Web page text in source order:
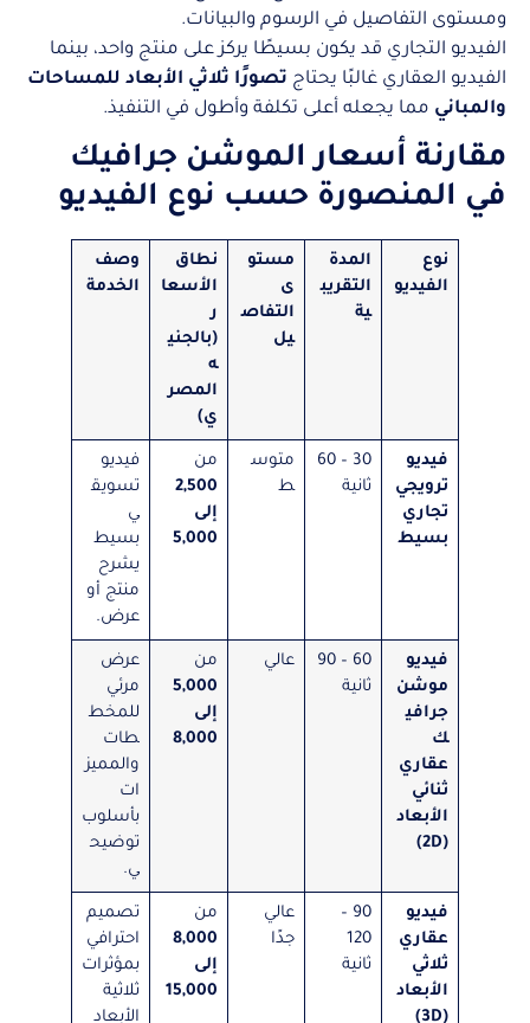
ومستوى التفاصيل في الرسوم والبيانات.
الفيديو التجاري قد يكون بسيطًا يركز على منتج واحد، بينما
الفيديو العقاري غالبًا يحتاج تصورًا ثلاثي الأبعاد للمساحات
والمباني مما يجعله أعلى تكلفة وأطول في التنفيذ.
مقارنة أسعار الموشن جرافيك
في المنصورة حسب نوع الفيديو
نوع
الفيديو
المدة
التقريب
ية
مستو
ى
التفاص
يل
نطاق
الأسعا
ر
(بالجني
ه
المصر
ي)
وصف
الخدمة
فيديو
ترويجي
تجاري
بسيط
30 – 60
ثانية
متوس
ط
من
2,500
إلى
5,000
فيديو
تسويق
ي
بسيط
يشرح
منتج أو
عرض.
فيديو
موشن
جرافي
ك
عقاري
ثنائي
الأبعاد
(2D)
60 – 90
ثانية
عالي
من
5,000
إلى
8,000
عرض
مرئي
للمخط
طات
والمميز
ات
بأسلوب
توضيح
ي.
فيديو
عقاري
ثلاثي
الأبعاد
(3D)
90 –
120
ثانية
عالي
جدًا
من
8,000
إلى
15,000
تصميم
احترافي
بمؤثرات
ثلاثية
الأبعاد